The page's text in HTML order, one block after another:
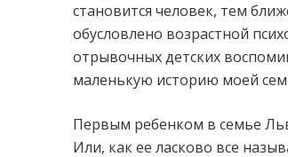
становится человек, тем
обусловлено возрастной
отрывочных детских
маленькую историю моей
Первым ребенком в семье
Или, как ее ласково все